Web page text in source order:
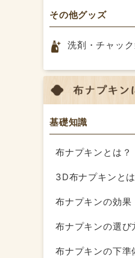
その他グッズ
洗剤・チャッ
基礎知識
布ナプキンとは？
3D布ナプキンとは
布ナプキンの効果
布ナプキンの選び
布ナプキンの下準